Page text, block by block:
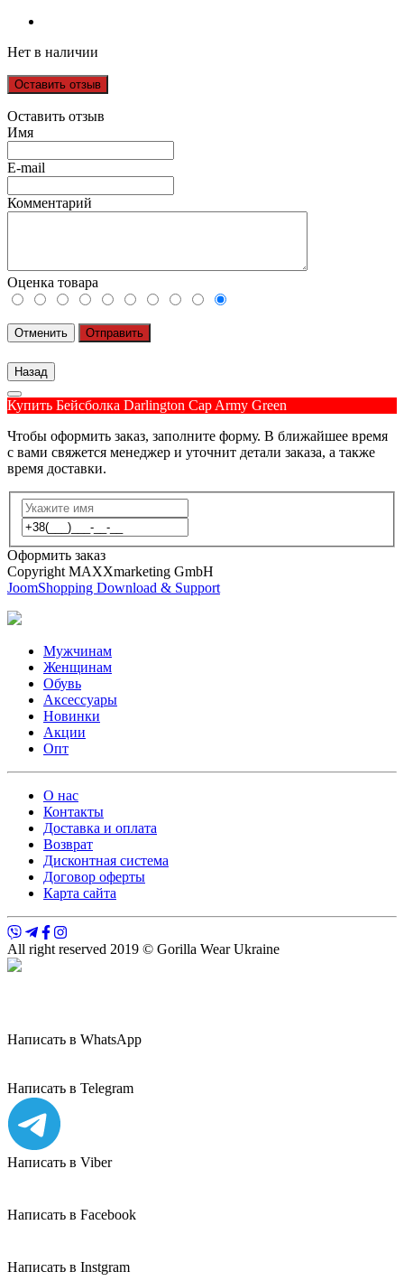
Нет в наличии
Оставить отзыв
Оставить отзыв
Имя
E-mail
Комментарий
Оценка товара
Отменить Отправить
Купить Бейсболка Darlington Cap Army Green
Чтобы оформить заказ, заполните форму. В ближайшее время
с вами свяжется менеджер и уточнит детали заказа, а также
время доставки.
Оформить заказ
Copyright MAXXmarketing GmbH
JoomShopping Download & Support
Мужчинам
Женщинам
Обувь
Аксессуары
Новинки
Акции
Опт
О нас
Контакты
Доставка и оплата
Возврат
Дисконтная система
Договор оферты
Карта сайта
All right reserved 2019 © Gorilla Wear Ukraine
Написать в WhatsApp
Написать в Telegram
Написать в Viber
Написать в Facebook
Написать в Instgram